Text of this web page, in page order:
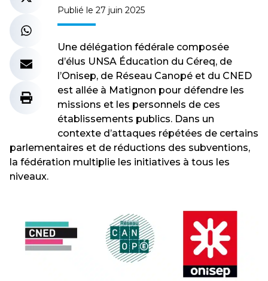
Publié le 27 juin 2025
Une délégation fédérale composée
d’élus UNSA Éducation du Céreq, de
l’Onisep, de Réseau Canopé et du CNED
est allée à Matignon pour défendre les
missions et les personnels de ces
établissements publics. Dans un
contexte d’attaques répétées de certains
parlementaires et de réductions des subventions,
la fédération multiplie les initiatives à tous les
niveaux.